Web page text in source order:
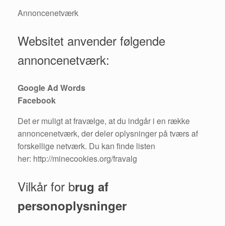
Annoncenetværk
Websitet anvender følgende
annoncenetværk:
Google Ad Words
Facebook
Det er muligt at fravælge, at du indgår i en række
annoncenetværk, der deler oplysninger på tværs af
forskellige netværk. Du kan finde listen
her: http://minecookies.org/fravalg
Vilkår for brug af
personoplysninger